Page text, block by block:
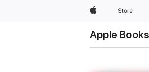
Apple Store
Apple Books